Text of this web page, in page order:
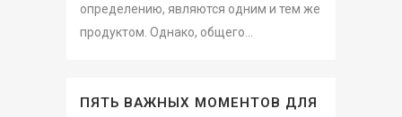
определению, являются одним и тем же
продуктом. Однако, общего...
ПЯТЬ ВАЖНЫХ МОМЕНТОВ ДЛЯ